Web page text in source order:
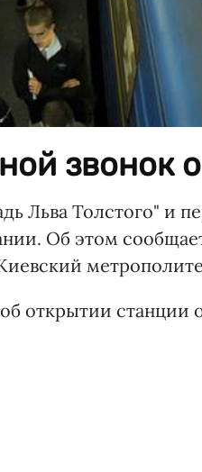
звонок
Льва Толстого" и
Об этом
открытии станции